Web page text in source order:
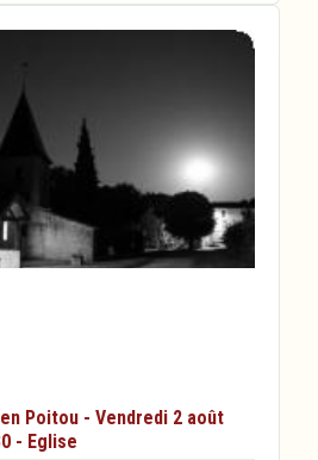
Poitou - Vendredi 2 août
- Eglise